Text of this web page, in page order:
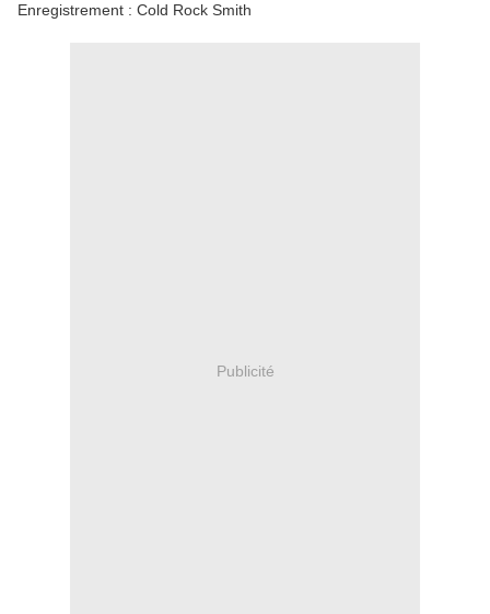
Enregistrement : Cold Rock Smith
Publicité